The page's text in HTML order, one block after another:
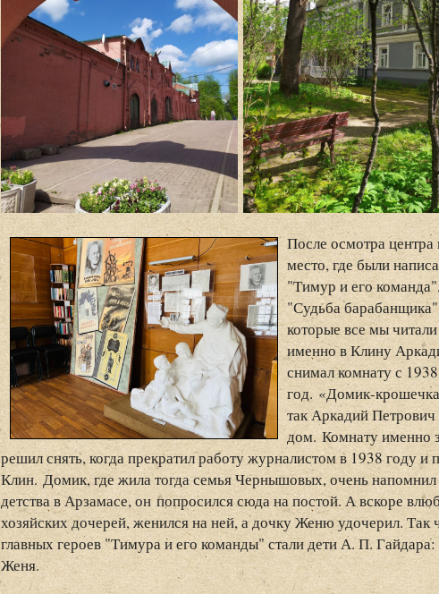
После осмотра
место, где были
"Тимур и его
"Судьба
которые все мы
именно в Клину
снимал комнату с
год. «Домик-
так Аркадий Петрович
дом. Комнату именно
решил снять, когда прекратил работу журналистом в 1938 году и
Клин. Домик, где жила тогда семья Чернышовых, очень
детства в Арзамасе, он попросился сюда на постой. А вскоре
хозяйских дочерей, женился на ней, а дочку Женю удочерил. Так
главных героев "Тимура и его команды" стали дети А. П.
Женя.